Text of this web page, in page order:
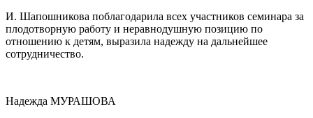
И. Шапошникова поблагодарила всех участников семинара за
плодотворную работу и неравнодушную позицию по
отношению к детям, выразила надежду на дальнейшее
сотрудничество.
Надежда МУРАШОВА